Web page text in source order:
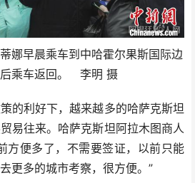
娜早晨乘车到中哈霍尔果斯国际边
乘车返回。 李明 摄
利好下，越来越多的哈萨克斯坦
易往来。哈萨克斯坦阿拉木图商人
方便多了，不需要签证，以前只能
更多的城市考察，很方便。”